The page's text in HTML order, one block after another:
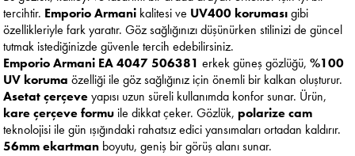
tercihtir. Emporio Armani kalitesi ve UV400 korumasıgibi
özellikleriyle fark yaratır. Göz sağlığınızı düşünürken stilinizi de güncel
tutmak istediğinizde güvenle tercih edebilirsiniz.
Emporio Armani EA 4047 506381 erkek güneş gözlüğü,%100
UV koruma özelliği ile göz sağlığınız için önemli bir kalkan oluşturur.
Asetat çerçeveyapısı uzun süreli kullanımda konfor sunar. Ürün,
kare çerçeve formu ile dikkat çeker. Gözlük,polarize cam
teknolojisi ile gün ışığındaki rahatsız edici yansımaları ortadan kaldırır.
56mm ekartman boyutu, geniş bir görüş alanı sunar.